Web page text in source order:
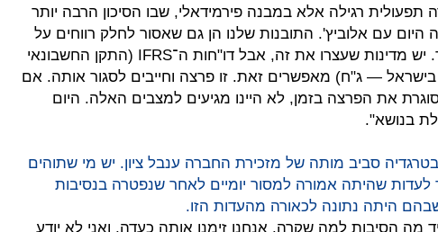
רגילה אלא במבנה פירמידאלי, שבו הסיכון הרבה יותר
היום עם אלוביץ'. התובנות שלנו הן גם שאסור לחלק רווחים על
סמך רווחי שיערוך. יש מדינות שעצרו את זה, אבל דו"חות ה־IFRS (התקן החשבונאי
— ג"ח) מאפשרים זאת. זו פרצה וחייבים לסגור אותה. אם
את הפרצה בזמן, לא היינו מגיעים למצבים האלה. היום
בנושא".
סביב מותה של מזכירת החברה ענבל ציון. יש מי שתוהים
שהיתה אמורה למסור יומיים לאחר שנפטרה בנסיבות
היתה נתונה לכאורה מהעדות הזו.
מה הסיבות למה שקרה. אנחנו זימנו אותה כעדה, ואני לא יודע